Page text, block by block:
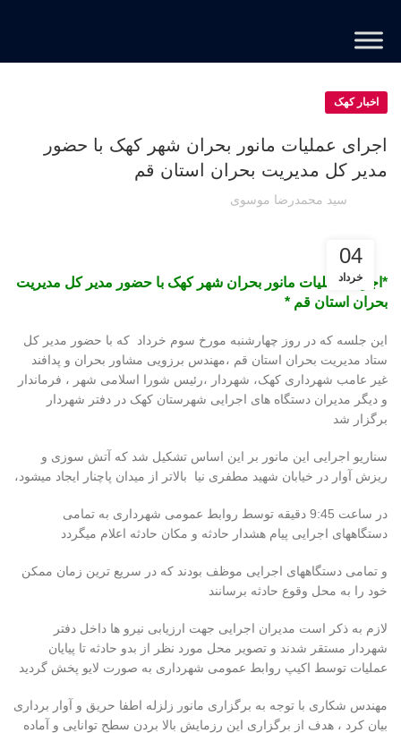
اخبار کهک
اجرای عملیات مانور بحران شهر کهک با حضور
مدیر کل مدیریت بحران استان قم
سید محمدرضا موسوی
04
خرداد
*اجرای عملیات مانور بحران شهر کهک با حضور مدیر کل مدیریت
بحران استان قم *
این جلسه که در روز چهارشنبه مورخ سوم خرداد که با حضور مدیر کل
ستاد مدیریت بحران استان قم ،مهندس برزویی مشاور بحران و پدافند
غیر عامب شهرداری کهک، شهردار ،رئیس شورا اسلامی شهر ، فرماندار
و دیگر مدیران دستگاه های اجرایی شهرستان کهک در دفتر شهردار
برگزار شد
سناریو اجرایی این مانور بر این اساس تشکیل شد که آتش سوزی و
ریزش آوار در خیابان شهید مطفری نیا بالاتر از میدان پاچنار ایجاد میشود،
در ساعت 9:45 دقیقه توسط روابط عمومی شهرداری به تمامی
دستگاههای اجرایی پیام هشدار حادثه و مکان حادثه اعلام میگردد
و تمامی دستگاههای اجرایی موظف بودند که در سریع ترین زمان ممکن
خود را به محل وقوع حادثه برسانند
لازم به ذکر است مدیران اجرایی جهت ارزیابی نیرو ها داخل دفتر
شهردار مستقر شدند و تصویر محل مورد نظر از بدو حادثه تا پیایان
عملیات توسط اکیپ روابط عمومی شهرداری به صورت لایو پخش گردید
مهندس شکاری با توجه به برگزاری مانور زلزله اطفا حریق و آوار برداری
بیان کرد ، هدف از برگزاری این رزمایش بالا بردن سطح توانایی و آماده